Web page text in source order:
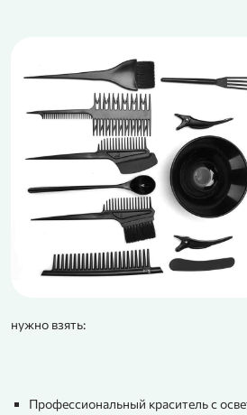
нужно взять:
Профессиональный краситель с